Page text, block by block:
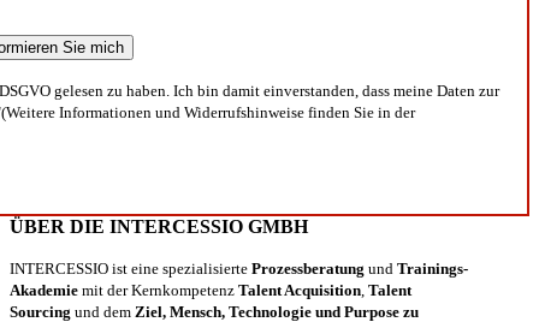
gelesen zu haben. Ich bin damit einverstanden, dass meine Daten zur
Informationen und Widerrufshinweise finden Sie in der
ÜBER DIE INTERCESSIO GMBH
INTERCESSIO ist eine spezialisierte Prozessberatung und Trainings-
Akademie mit der Kernkompetenz Talent Acquisition Talent
Sourcing und dem Ziel, Mensch, Technologie und Purpose zu